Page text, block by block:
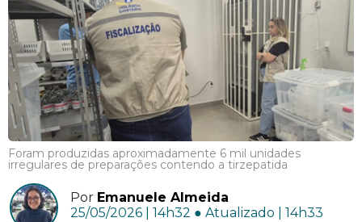
Foram produzidas aproximadamente 6 mil unidades
irregulares de preparações contendo a tirzepatida
Por Emanuele Almeida
25/05/2026 | 14h32 ● Atualizado | 14h33